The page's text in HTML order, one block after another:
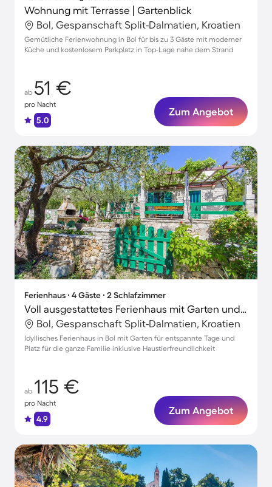
Wohnung mit Terrasse | Gartenblick
Bol, Gespanschaft Split-Dalmatien, Kroatien
Gemütliche Ferienwohnung in Bol für bis zu 3 Gäste mit moderner
Küche und kostenlosem Parkplatz in Top-Lage nahe dem Strand
ab 51 €
pro Nacht
5.0
Zum Angebot
Ferienhaus ∙ 4 Gäste ∙ 2 Schlafzimmer
Voll ausgestattetes Ferienhaus mit Garten und Grill | Neben dem Strand | Haustiere erlaubt
Bol, Gespanschaft Split-Dalmatien, Kroatien
Idyllisches Ferienhaus in Bol mit Garten für entspannte Tage und
Platz für die ganze Familie inklusive Haustierfreundlichkeit
ab 115 €
pro Nacht
4.9
Zum Angebot